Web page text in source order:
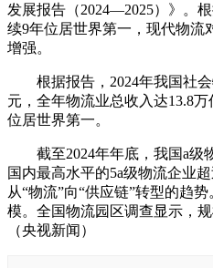
发展报告（2024—2025）》。
续9年位居世界第一，现代物流
增强。
根据报告，2024年我国社
元，全年物流业总收入达13.8
位居世界第一。
截至2024年年底，我国a级
国内最高水平的5a级物流企业
从“物流”向“供应链”转型的趋
模。全国物流园区调查显示，
（央视新闻）